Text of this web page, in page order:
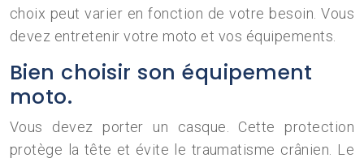
choix peut varier en fonction de votre besoin. Vous
devez entretenir votre moto et vos équipements.
Bien choisir son équipement
moto.
Vous devez porter un casque. Cette protection
protège la tête et évite le traumatisme crânien. Le